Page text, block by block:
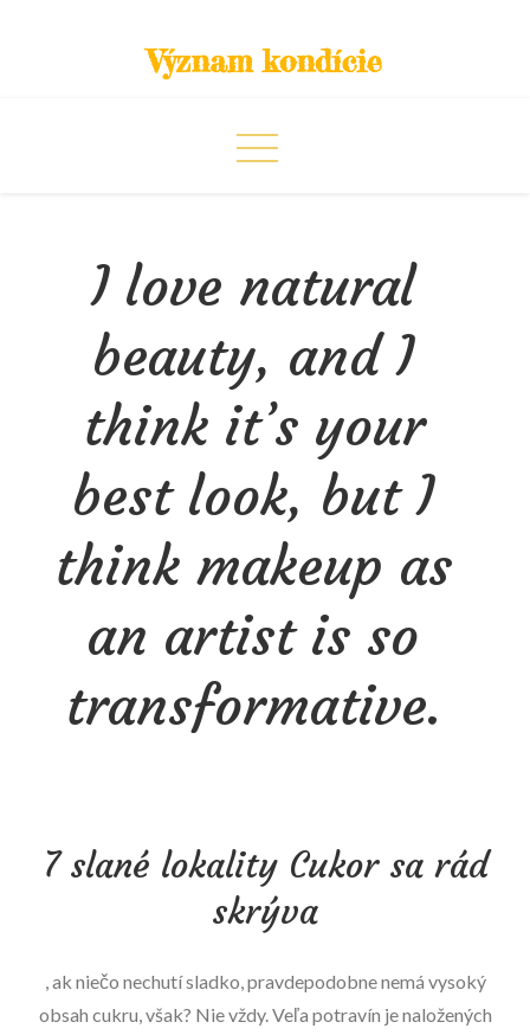
Význam kondície
I love natural
beauty, and I
think it’s your
best look, but I
think makeup as
an artist is so
transformative.
7 slané lokality Cukor sa rád
skrýva
, ak niečo nechutí sladko, pravdepodobne nemá vysoký
obsah cukru, však? Nie vždy. Veľa potravín je naložených